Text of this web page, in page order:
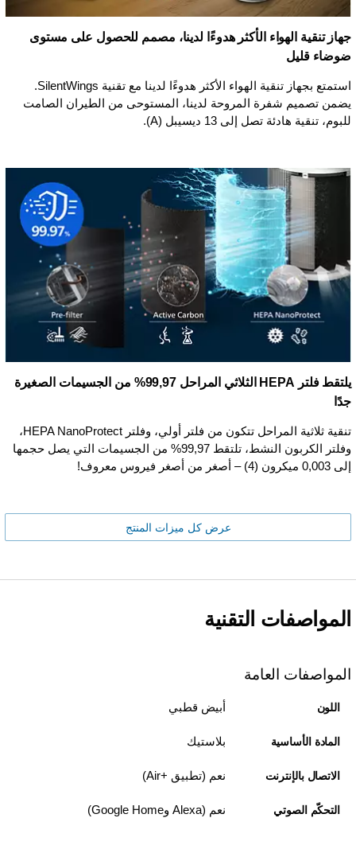
جهاز تنقية الهواء الأكثر هدوءًا لدينا، مصمم للحصول على مستوى
ضوضاء قليل
استمتع بجهاز تنقية الهواء الأكثر هدوءًا لدينا مع تقنية SilentWings.
يضمن تصميم شفرة المروحة لدينا، المستوحى من الطيران الصامت
للبوم، تنقية هادئة تصل إلى 13 ديسيبل (A).
يلتقط فلتر HEPA الثلاثي المراحل 99,97% من الجسيمات الصغيرة
جدًا
تنقية ثلاثية المراحل تتكون من فلتر أولي، وفلتر HEPA NanoProtect،
وفلتر الكربون النشط، تلتقط 99,97% من الجسيمات التي يصل حجمها
إلى 0,003 ميكرون (4) – أصغر من أصغر فيروس معروف!
عرض كل ميزات المنتج
المواصفات التقنية
المواصفات العامة
اللون أبيض قطبي
المادة الأساسية بلاستيك
الاتصال بالإنترنت نعم (تطبيق Air+‎)
التحكّم الصوتي نعم (Alexa وGoogle Home)